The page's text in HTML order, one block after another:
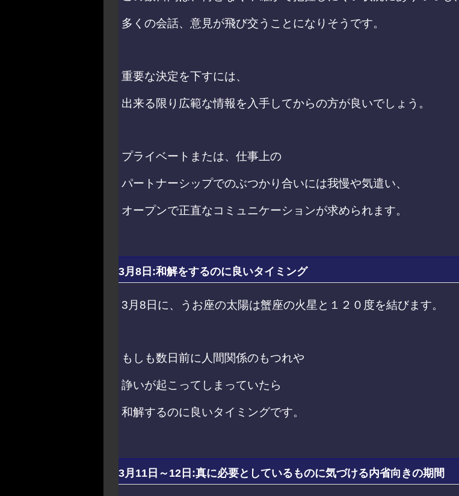
多くの会話、 意見が飛び交うことになりそうです。
重要な決定を下すには、
出来る限り広範な情報を入手してからの方が良いでしょう。
プライベートまたは、 仕事上の
パートナーシップでのぶつかり合いには我慢や気遣い、
オープンで正直なコミュニケーションが求められます。
3月8日:和解をするのに良いタイミング
3月8日に、うお座の太陽は蟹座の火星と１２０度を結びます。
もしも数日前に人間関係のもつれや
諍いが起こってしまっていたら
和解するのに良いタイミングです。
3月11日～12日:真に必要としているものに気づける内省向きの期間